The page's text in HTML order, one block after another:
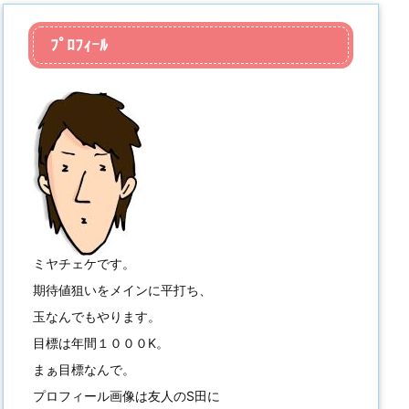
ﾌﾟﾛﾌｨｰﾙ
ミヤチェケです。
期待値狙いをメインに平打ち、
玉なんでもやります。
目標は年間１０００K。
まぁ目標なんで。
プロフィール画像は友人のS田に